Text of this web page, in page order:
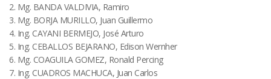
2. Mg. BANDA VALDIVIA, Ramiro
3. Mg. BORJA MURILLO, Juan Guillermo
4. Ing. CAYANI BERMEJO, José Arturo
5. Ing. CEBALLOS BEJARANO, Edison Wernher
6. Mg. COAGUILA GOMEZ, Ronald Percing
7. Ing. CUADROS MACHUCA, Juan Carlos